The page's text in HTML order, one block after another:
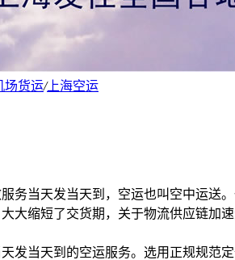
场货运/上海空运
务当天发当天到，空运也叫空中运送
大缩短了交货期，关于物流供应链加
发当天到的空运服务。选用正规规范